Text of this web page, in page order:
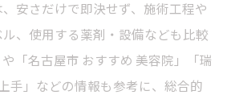
安さだけで即決せず、施術工程や
、使用する薬剤・設備なども比較
「名古屋市 おすすめ 美容院」「瑞
手」などの情報も参考に、総合的